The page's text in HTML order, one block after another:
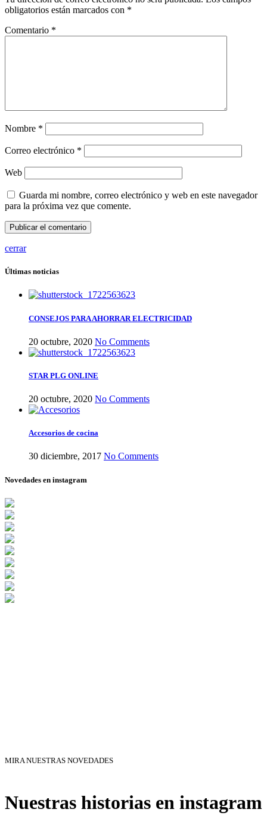
obligatorios están marcados con *
Comentario *
Nombre *
Correo electrónico *
Web
Guarda mi nombre, correo electrónico y web en este navegador
para la próxima vez que comente.
cerrar
Últimas noticias
CONSEJOS PARA AHORRAR ELECTRICIDAD
20 octubre, 2020 No Comments
STAR PLG ONLINE
20 octubre, 2020 No Comments
Accesorios de cocina
30 diciembre, 2017 No Comments
Novedades en instagram
MIRA NUESTRAS NOVEDADES
Nuestras historias en instagram